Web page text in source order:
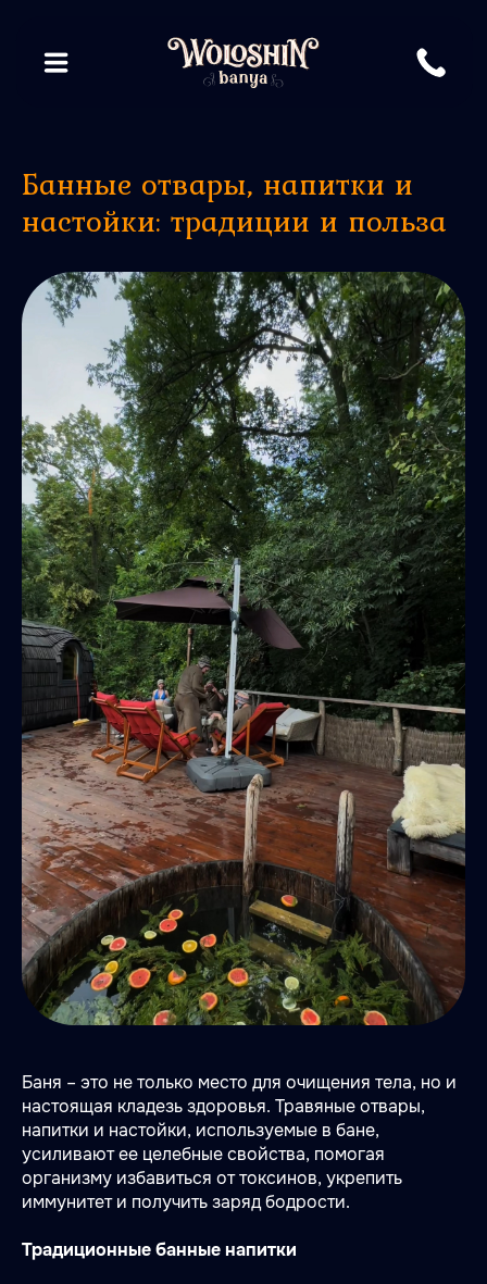
Банные отвары, напитки и
настойки: традиции и польза
Баня – это не только место для очищения тела, но и
настоящая кладезь здоровья. Травяные отвары,
напитки и настойки, используемые в бане,
усиливают ее целебные свойства, помогая
организму избавиться от токсинов, укрепить
иммунитет и получить заряд бодрости.
Традиционные банные напитки